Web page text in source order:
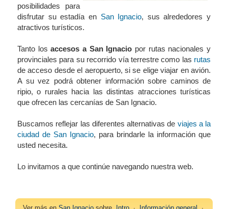
posibilidades para
disfrutar su estadía en San Ignacio, sus alrededores y
atractivos turísticos.
Tanto losaccesos a San Ignacio por rutas nacionales y
provinciales para su recorrido vía terrestre como las rutas
de acceso desde el aeropuerto, si se elige viajar en avión.
A su vez podrá obtener información sobre caminos de
ripio, o rurales hacia las distintas atracciones turísticas
que ofrecen las cercanías de San Ignacio.
Buscamos reflejar las diferentes alternativas de viajes a la
ciudad de San Ignacio, para brindarle la información que
usted necesita.
Lo invitamos a que continúe navegando nuestra web.